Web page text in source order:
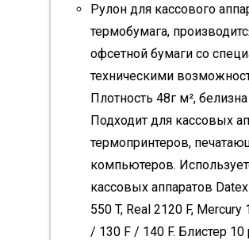
Рулон для кассового
термобумага,
офсетной бумаги со
техническими
Плотность 48г м², белизна
Подходит для кассовых
термопринтеров,
компьютеров.
кассовых аппаратов
550 T, Real 2120 F,
/ 130 F / 140 F. Блистер 10